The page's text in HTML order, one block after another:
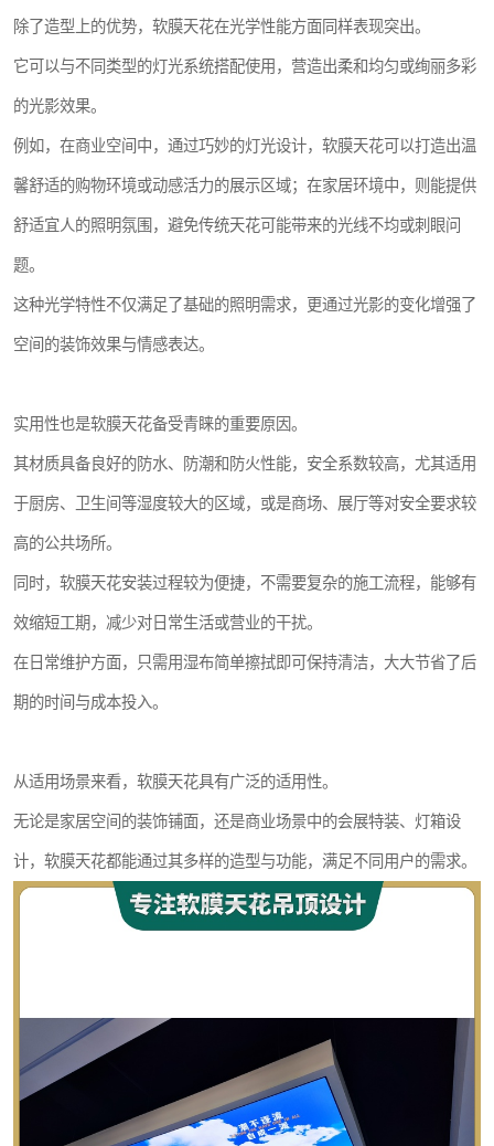
除了造型上的优势，软膜天花在光学性能方面同样表现突出。
它可以与不同类型的灯光系统搭配使用，营造出柔和均匀或绚丽多彩
的光影效果。
例如，在商业空间中，通过巧妙的灯光设计，软膜天花可以打造出温
馨舒适的购物环境或动感活力的展示区域；在家居环境中，则能提供
舒适宜人的照明氛围，避免传统天花可能带来的光线不均或刺眼问
题。
这种光学特性不仅满足了基础的照明需求，更通过光影的变化增强了
空间的装饰效果与情感表达。
实用性也是软膜天花备受青睐的重要原因。
其材质具备良好的防水、防潮和防火性能，安全系数较高，尤其适用
于厨房、卫生间等湿度较大的区域，或是商场、展厅等对安全要求较
高的公共场所。
同时，软膜天花安装过程较为便捷，不需要复杂的施工流程，能够有
效缩短工期，减少对日常生活或营业的干扰。
在日常维护方面，只需用湿布简单擦拭即可保持清洁，大大节省了后
期的时间与成本投入。
从适用场景来看，软膜天花具有广泛的适用性。
无论是家居空间的装饰铺面，还是商业场景中的会展特装、灯箱设
计，软膜天花都能通过其多样的造型与功能，满足不同用户的需求。